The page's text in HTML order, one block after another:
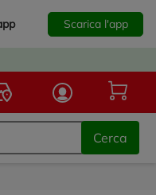
Scarica l'app
homepage
Cerca